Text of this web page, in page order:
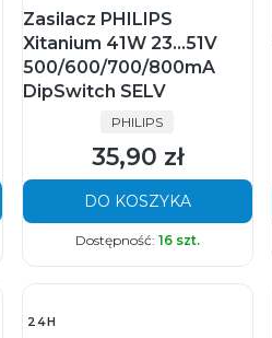
Zasilacz PHILIPS
Xitanium 41W 23...51V
500/600/700/800mA
DipSwitch SELV
PRODUCENT
PHILIPS
Cena
35,90 zł
DO KOSZYKA
Dostępność: 16 szt.
24H